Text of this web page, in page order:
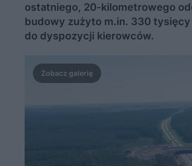
ostatniego, 20-kilometrowego
budowy zużyto m.in. 330
do dyspozycji kierowców.